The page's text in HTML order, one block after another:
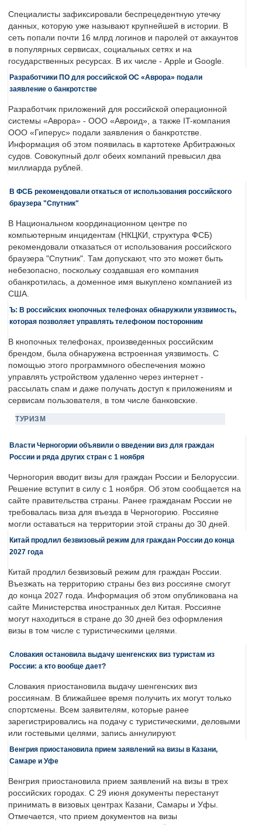
Специалисты зафиксировали беспрецедентную утечку
данных, которую уже называют крупнейшей в истории. В
сеть попали почти 16 млрд логинов и паролей от аккаунтов
в популярных сервисах, социальных сетях и на
государственных ресурсах. В их числе - Apple и Google.
Разработчики ПО для российской ОС «Аврора» подали
заявление о банкротстве
Разработчик приложений для российской операционной
системы «Аврора» - ООО «Авроид», а также IT-компания
ООО «Гиперус» подали заявления о банкротстве.
Информация об этом появилась в картотеке Арбитражных
судов. Совокупный долг обеих компаний превысил два
миллиарда рублей.
В ФСБ рекомендовали откаться от использования российского
браузера "Спутник"
В Национальном координационном центре по
компьютерным инцидентам (НКЦКИ, структура ФСБ)
рекомендовали отказаться от использования российского
браузера "Спутник". Там допускают, что это может быть
небезопасно, поскольку создавшая его компания
обанкротилась, а доменное имя выкуплено компанией из
США.
Ъ: В российских кнопочных телефонах обнаружили уязвимость,
которая позволяет управлять телефоном посторонним
В кнопочных телефонах, произведенных российским
брендом, была обнаружена встроенная уязвимость. С
помощью этого программного обеспечения можно
управлять устройством удаленно через интернет -
рассылать спам и даже получать доступ к приложениям и
сервисам пользователя, в том числе банковские.
ТУРИЗМ
Власти Черногории объявили о введении виз для граждан
России и ряда других стран с 1 ноября
Черногория вводит визы для граждан России и Белоруссии.
Решение вступит в силу с 1 ноября. Об этом сообщается на
сайте правительства страны. Ранее гражданам России не
требовалась виза для въезда в Черногорию. Россияне
могли оставаться на территории этой страны до 30 дней.
Китай продлил безвизовый режим для граждан России до конца
2027 года
Китай продлил безвизовый режим для граждан России.
Въезжать на территорию страны без виз россияне смогут
до конца 2027 года. Информация об этом опубликована на
сайте Министерства иностранных дел Китая. Россияне
могут находиться в стране до 30 дней без оформления
визы в том числе с туристическими целями.
Словакия остановила выдачу шенгенских виз туристам из
России: а кто вообще дает?
Словакия приостановила выдачу шенгенских виз
россиянам. В ближайшее время получить их могут только
спортсмены. Всем заявителям, которые ранее
зарегистрировались на подачу с туристическими, деловыми
или гостевыми целями, запись аннулируют.
Венгрия приостановила прием заявлений на визы в Казани,
Самаре и Уфе
Венгрия приостановила прием заявлений на визы в трех
российских городах. С 29 июня документы перестанут
принимать в визовых центрах Казани, Самары и Уфы.
Отмечается, что прием документов на визы